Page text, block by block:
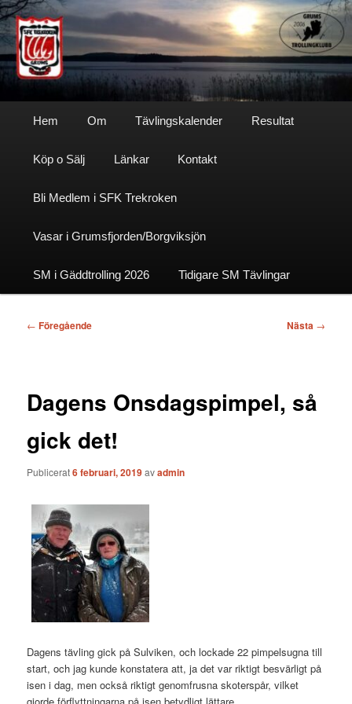
Hoppa
till
primärt
innehållSfktrekroken
Hem Om Tävlingskalender Resultat
Köp o Sälj Länkar Kontakt
Bli Medlem i SFK Trekroken
Vasar i Grumsfjorden/Borgviksjön
SM i Gäddtrolling 2026 Tidigare SM Tävlingar
Inläggsnavigering
← Föregående Nästa →
Dagens Onsdagspimpel, så
gick det!
Publicerat6 februari, 2019avadmin
Dagens tävling gick på Sulviken, och lockade 22 pimpelsugna till
start, och jag kunde konstatera att, ja det var riktigt besvärligt på
isen i dag, men också riktigt genomfrusna skoterspår, vilket